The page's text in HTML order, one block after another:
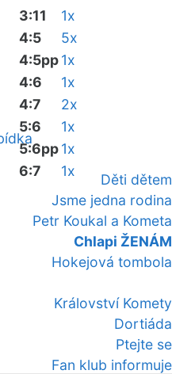
Děti dětem
Jsme jedna rodina
Petr Koukal a Kometa
Chlapi ŽENÁM
Hokejová tombola
Království Komety
Dortiáda
Ptejte se
Fan klub informuje
3:11
1x
4:5
5x
4:5pp1x
4:6
1x
4:7
2x
5:6
1x
5:6pp1x
6:7
1x